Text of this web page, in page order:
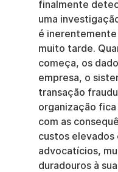
finalmente
uma
é
muito tarde.
começa, os
empresa, o
transação
organização
com as
custos elevados
advocatícios,
duradouros à